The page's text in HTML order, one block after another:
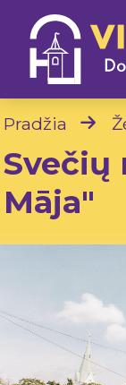
Pradžia
Svečių
Māja"